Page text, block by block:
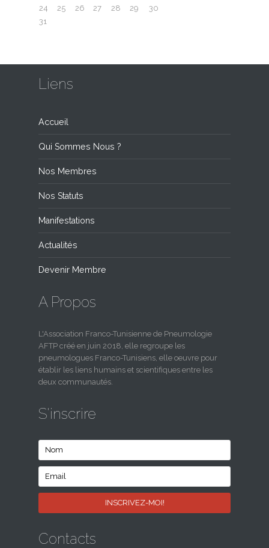
24
25 26 27 28 29
30
31
Liens
Accueil
Qui Sommes Nous ?
Nos Membres
Nos Statuts
Manifestations
Actualités
Devenir Membre
A Propos
L'Association Franco-Tunisienne de Pneumologie
AFTP créé en juin 2018, elle regroupe les
pneumologues Franco-Tunisiens, elle oeuvre pour
établir les liens humains et scientifiques entre les
deux communautés.
S'inscrire
Contacts